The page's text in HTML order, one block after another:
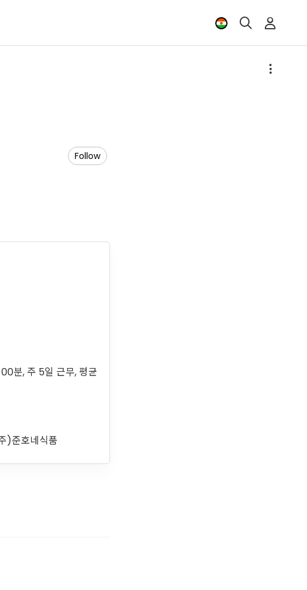
Follow
분, 주 5일 근무, 평균
)준호네식품